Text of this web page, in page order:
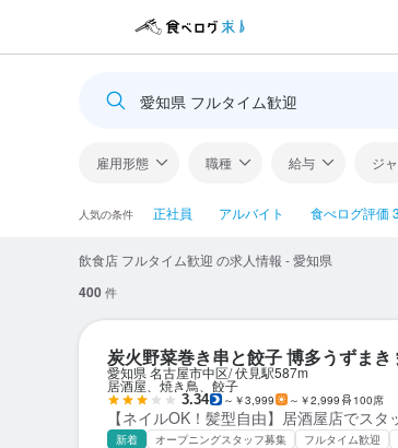
愛知県 フルタイム歓迎
雇用形態 職種 給与 ジ
人気の条件 正社員 アルバイト 食べログ評価
飲食店 フルタイム歓迎 の求人情報 - 愛知県
400件
炭火野菜巻き串と餃子 博多うずまき
愛知県 名古屋市中区 伏見駅587m
居酒屋、焼き鳥、餃子
3.34 ～￥3,999 ～￥2,999 100席
【ネイルOK！髪型自由】居酒屋店でス
新着 オープニングスタッフ募集 フルタイム歓迎